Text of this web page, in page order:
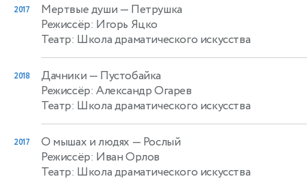
2017 Мертвые души — Петрушка
Режиссёр: Игорь Яцко
Театр: Школа драматического искусства
2018 Дачники — Пустобайка
Режиссёр: Александр Огарев
Театр: Школа драматического искусства
2017 О мышах и людях — Рослый
Режиссёр: Иван Орлов
Театр: Школа драматического искусства